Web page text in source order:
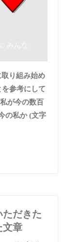
り組み始め
参考にして
が今の数百
の私か (文字
ただきた
文章